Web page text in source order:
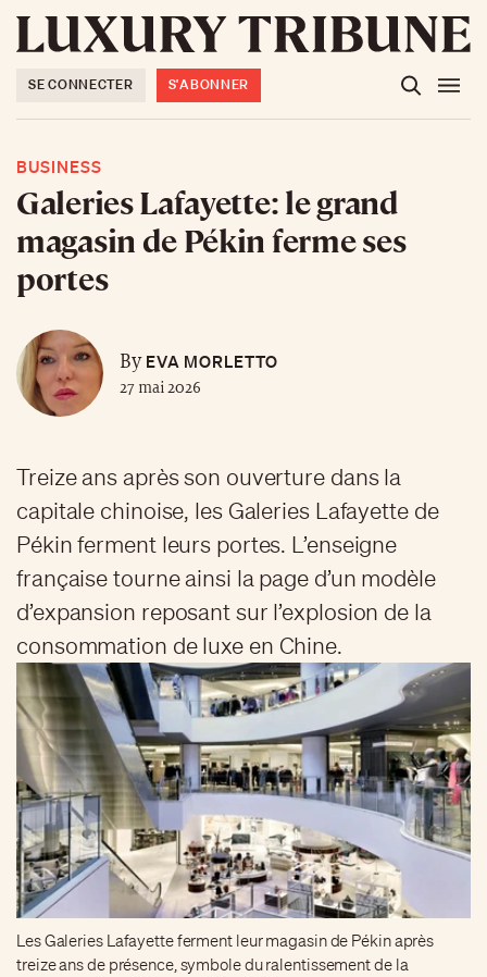
SE CONNECTER S'ABONNER
BUSINESS
Galeries Lafayette: le grand
magasin de Pékin ferme ses
portes
ByEVA MORLETTO
27 mai 2026
Treize ans après son ouverture dans la
capitale chinoise, les Galeries Lafayette de
Pékin ferment leurs portes. L’enseigne
française tourne ainsi la page d’un modèle
d’expansion reposant sur l’explosion de la
consommation de luxe en Chine.
Les Galeries Lafayette ferment leur magasin de Pékin après
treize ans de présence, symbole du ralentissement de la